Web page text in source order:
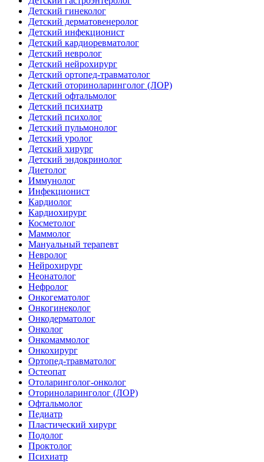
Детский гинеколог
Детский дерматовенеролог
Детский инфекционист
Детский кардиоревматолог
Детский невролог
Детский нейрохирург
Детский ортопед-травматолог
Детский оториноларинголог (ЛОР)
Детский офтальмолог
Детский психиатр
Детский психолог
Детский пульмонолог
Детский уролог
Детский хирург
Детский эндокринолог
Диетолог
Иммунолог
Инфекционист
Кардиолог
Кардиохирург
Косметолог
Маммолог
Мануальный терапевт
Невролог
Нейрохирург
Неонатолог
Нефролог
Онкогематолог
Онкогинеколог
Онкодерматолог
Онколог
Онкомаммолог
Онкохирург
Ортопед-травматолог
Остеопат
Отоларинголог-онколог
Оториноларинголог (ЛОР)
Офтальмолог
Педиатр
Пластический хирург
Подолог
Проктолог
Психиатр